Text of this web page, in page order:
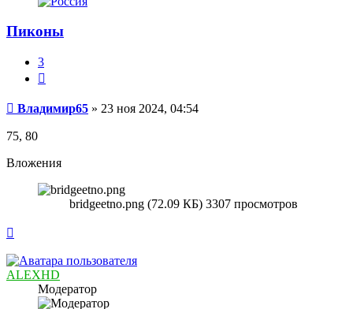
Пиконы
3
Сообщение
Владимир65 » 23 ноя 2024, 04:54
75, 80
Вложения
bridgeetno.png (72.09 КБ) 3307 просмотров
началу
ALEXHD
Модератор